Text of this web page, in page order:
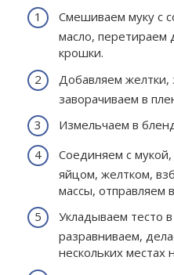
Смешиваем муку с
масло, перетираем
крошки.
Добавляем
заворачиваем в
Измельчаем в
Соединяем с
яйцом, желтком,
массы, отправляем
Укладываем тесто
разравниваем,
нескольких местах